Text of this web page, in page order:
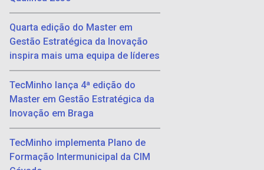
Quarta edição do Master em
Gestão Estratégica da Inovação
inspira mais uma equipa de líderes
TecMinho lança 4ª edição do
Master em Gestão Estratégica da
Inovação em Braga
TecMinho implementa Plano de
Formação Intermunicipal da CIM